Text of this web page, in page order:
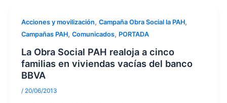
Acciones y movilización, Campaña Obra Social la PAH,
Campañas PAH, Comunicados, PORTADA
La Obra Social PAH realoja a cinco
familias en viviendas vacías del banco
BBVA
/ 20/06/2013